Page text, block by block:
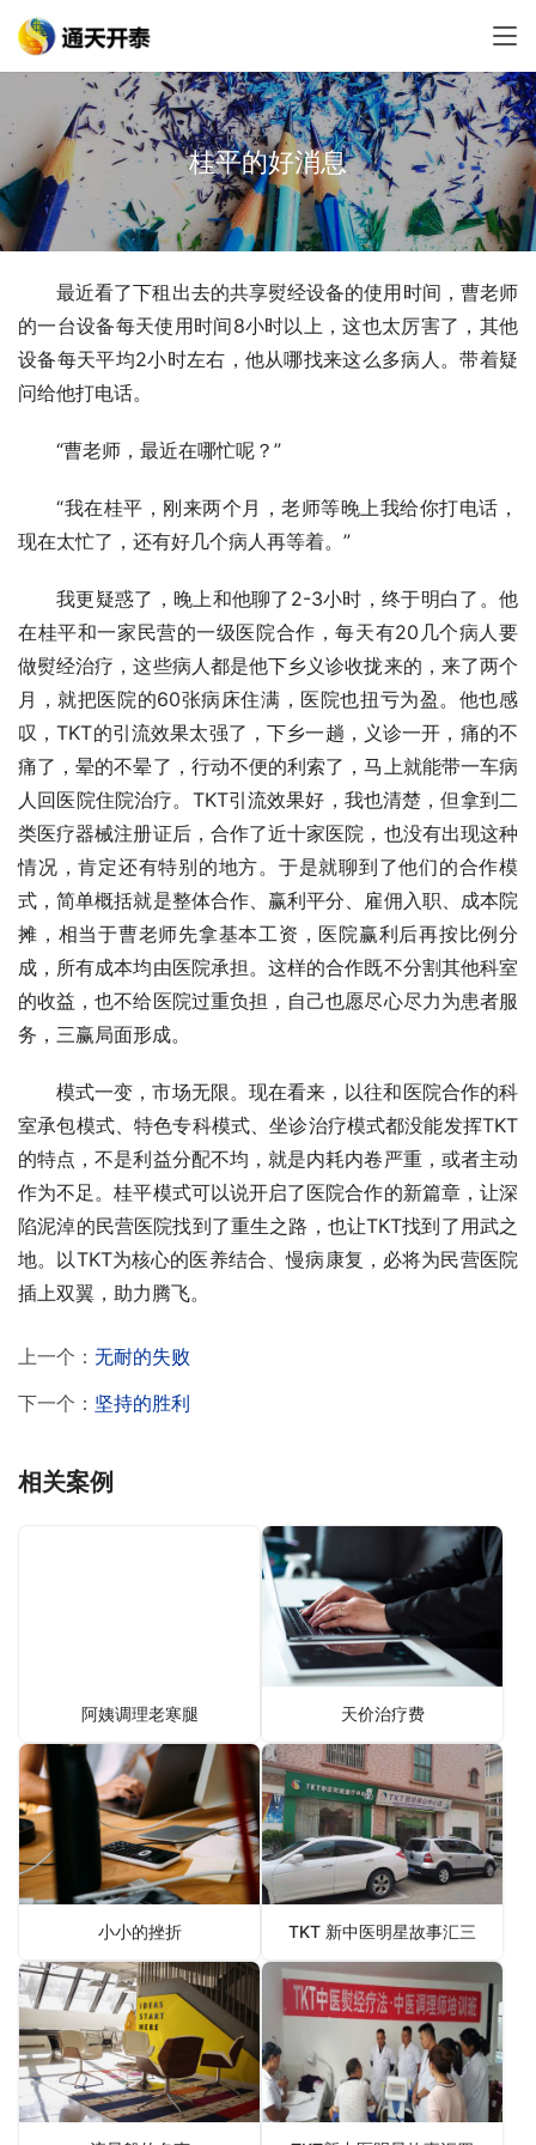
桂平的好消息
最近看了下租出去的共享熨经设备的使用时间，曹老师
的一台设备每天使用时间8小时以上，这也太厉害了，其他
设备每天平均2小时左右，他从哪找来这么多病人。带着疑
问给他打电话。
“曹老师，最近在哪忙呢？”
“我在桂平，刚来两个月，老师等晚上我给你打电话，
现在太忙了，还有好几个病人再等着。”
我更疑惑了，晚上和他聊了2-3小时，终于明白了。他
在桂平和一家民营的一级医院合作，每天有20几个病人要
做熨经治疗，这些病人都是他下乡义诊收拢来的，来了两个
月，就把医院的60张病床住满，医院也扭亏为盈。他也感
叹，TKT的引流效果太强了，下乡一趟，义诊一开，痛的不
痛了，晕的不晕了，行动不便的利索了，马上就能带一车病
人回医院住院治疗。TKT引流效果好，我也清楚，但拿到二
类医疗器械注册证后，合作了近十家医院，也没有出现这种
情况，肯定还有特别的地方。于是就聊到了他们的合作模
式，简单概括就是整体合作、赢利平分、雇佣入职、成本院
摊，相当于曹老师先拿基本工资，医院赢利后再按比例分
成，所有成本均由医院承担。这样的合作既不分割其他科室
的收益，也不给医院过重负担，自己也愿尽心尽力为患者服
务，三赢局面形成。
模式一变，市场无限。现在看来，以往和医院合作的科
室承包模式、特色专科模式、坐诊治疗模式都没能发挥TKT
的特点，不是利益分配不均，就是内耗内卷严重，或者主动
作为不足。桂平模式可以说开启了医院合作的新篇章，让深
陷泥淖的民营医院找到了重生之路，也让TKT找到了用武之
地。以TKT为核心的医养结合、慢病康复，必将为民营医院
插上双翼，助力腾飞。
上一个： 无耐的失败
下一个： 坚持的胜利
相关案例
阿姨调理老寒腿 天价治疗费
小小的挫折 TKT 新中医明星故事汇三